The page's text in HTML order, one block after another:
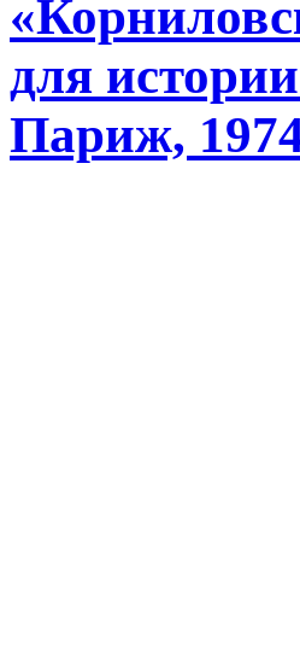
для
Париж,